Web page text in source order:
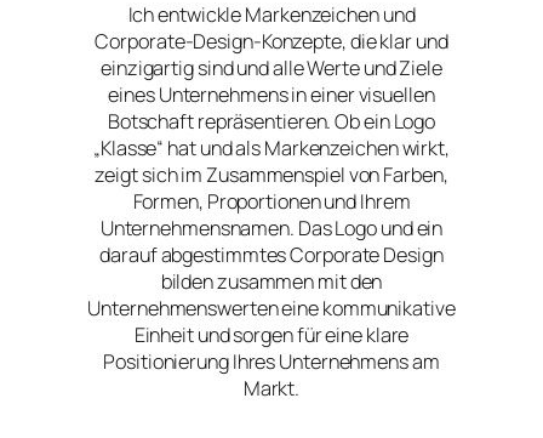
Ich entwickle Markenzeichen und
Corporate-Design-Konzepte, die klar und
einzigartig sind und alle Werte und Ziele
eines Unternehmens in einer visuellen
Botschaft repräsentieren. Ob ein Logo
„Klasse“ hat und als Markenzeichen wirkt,
zeigt sich im Zusammenspiel von Farben,
Formen, Proportionen und Ihrem
Unternehmensnamen. Das Logo und ein
darauf abgestimmtes Corporate Design
bilden zusammen mit den
Unternehmenswerten eine kommunikative
Einheit und sorgen für eine klare
Positionierung Ihres Unternehmens am
Markt.